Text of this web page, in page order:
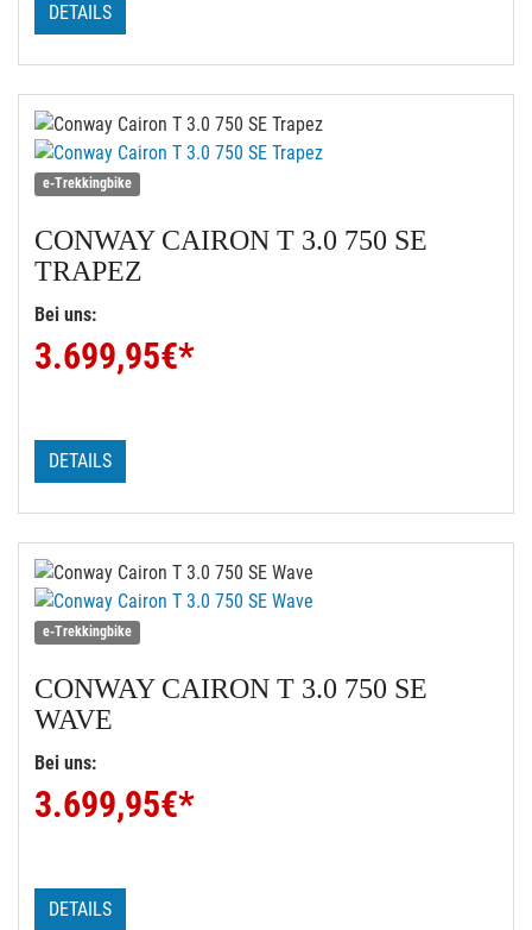
DETAILS
e-Trekkingbike
CONWAYCAIRON T 3.0 750 SE
TRAPEZ
Bei uns:
3.699,95€*
DETAILS
e-Trekkingbike
CONWAYCAIRON T 3.0 750 SE
WAVE
Bei uns:
3.699,95€*
DETAILS